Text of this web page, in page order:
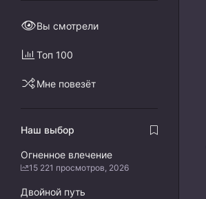
Вы смотрели
Топ 100
Мне повезёт
Наш выбор
Огненное влечение
15 221 просмотров, 2026
Двойной путь